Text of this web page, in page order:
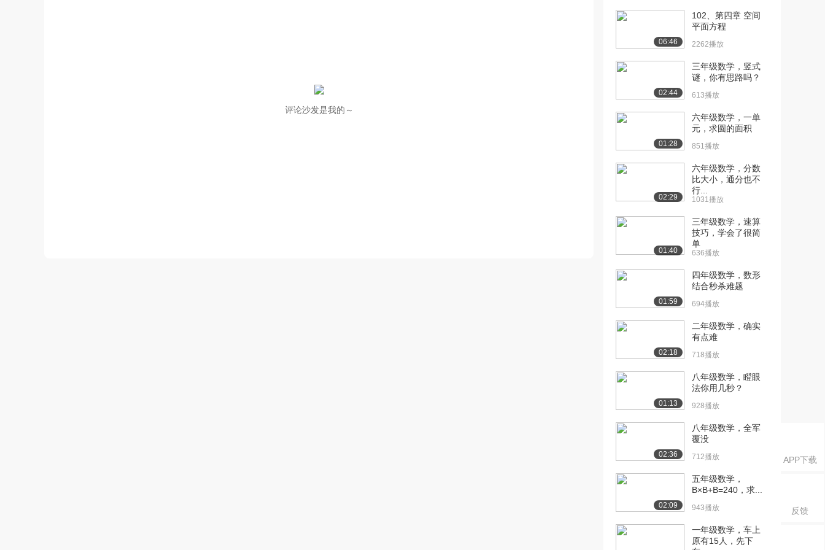
APP下载
反馈
评论沙发是我的～
[12] 1.2.1数列极限的定义
5074播放
[13] 1.2.1数列极限的定义
3810播放
10:17
[14] 1.2.1数列极限的定义
10:13
[15] 1.2.2 收敛数列的性质
13:10
[16] 1.2.2 收敛数列的性质
13:20
[17] 1.2.2 收敛数列的性质
（上）含...
13:02
[18] 1.2.3 收敛数列的性质
（下）（...
（下）（...
（下）（...
（上）
[22] 1.2.4 收敛数列举例
（下）
06:46
102、第四章 空间
平面方程
2262播放
02:44
三年级数学，竖式
谜，你有思路吗？
613播放
01:28
六年级数学，一单
元，求圆的面积
851播放
02:29
六年级数学，分数
比大小，通分也不
行...
1031播放
01:40
三年级数学，速算
技巧，学会了很简
单
636播放
01:59
四年级数学，数形
结合秒杀难题
694播放
02:18
二年级数学，确实
有点难
718播放
01:13
八年级数学，瞪眼
法你用几秒？
928播放
02:36
八年级数学，全军
覆没
712播放
02:09
五年级数学，
B×B+B=240，求...
943播放
一年级数学，车上
原有15人，先下